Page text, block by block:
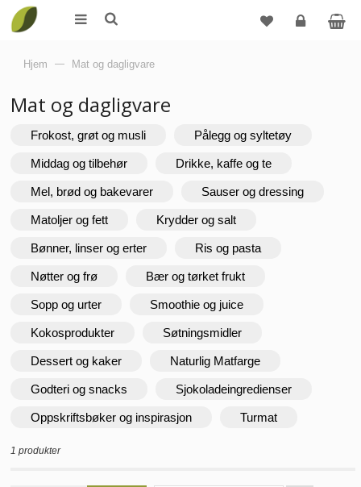
Hjem — Mat og dagligvare
Mat og dagligvare
Frokost, grøt og musli Pålegg og syltetøy
Middag og tilbehør Drikke, kaffe og te
Mel, brød og bakevarer Sauser og dressing
Matoljer og fett Krydder og salt
Bønner, linser og erter Ris og pasta
Nøtter og frø Bær og tørket frukt
Sopp og urter Smoothie og juice
Kokosprodukter Søtningsmidler
Dessert og kaker Naturlig Matfarge
Godteri og snacks Sjokoladeingredienser
Oppskriftsbøker og inspirasjon Turmat
1 produkter